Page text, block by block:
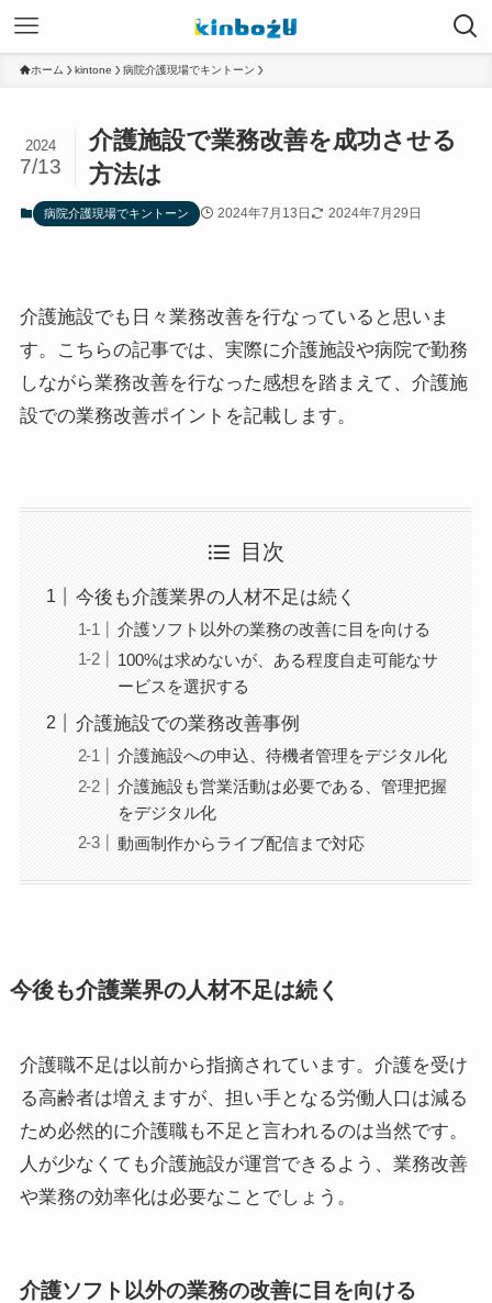
ホーム kintone 病院介護現場でキントーン
介護施設で業務改善を成功させる
方法は
2024
7/13
病院介護現場でキントーン 2024年7月13日 2024年7月29日
介護施設でも日々業務改善を行なっていると思いま
す。こちらの記事では、実際に介護施設や病院で勤務
しながら業務改善を行なった感想を踏まえて、介護施
設での業務改善ポイントを記載します。
目次
今後も介護業界の人材不足は続く
介護ソフト以外の業務の改善に目を向ける
100%は求めないが、ある程度自走可能なサ
ービスを選択する
介護施設での業務改善事例
介護施設への申込、待機者管理をデジタル化
介護施設も営業活動は必要である、管理把握
をデジタル化
動画制作からライブ配信まで対応
今後も介護業界の人材不足は続く
介護職不足は以前から指摘されています。介護を受け
る高齢者は増えますが、担い手となる労働人口は減る
ため必然的に介護職も不足と言われるのは当然です。
人が少なくても介護施設が運営できるよう、業務改善
や業務の効率化は必要なことでしょう。
介護ソフト以外の業務の改善に目を向ける